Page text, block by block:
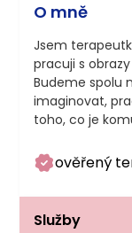
O mně
Jsem
pracuji s
Budeme spolu
imaginovat,
ověřený
Služby